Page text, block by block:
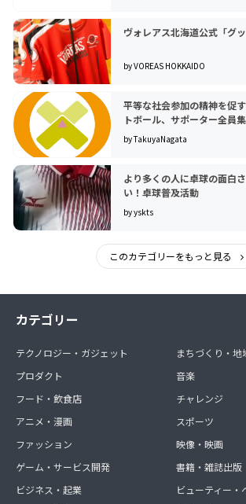
ヴォレアス北海道公式「グッ
by VOREAS HOKKAIDO
平等な社会参加の精神を促
トボール、サポーター全員集
by TakuyaNagata
より多くの人に卓球の面白
い！卓球普及活動
by yskts
このカテゴリーをもっと見る
カテゴリー
テクノロジー・ガジェット
プロダクト
フード・飲食店
アニメ・漫画
ファッション
ゲーム・サービス開発
ビジネス・起業
まちづくり・地
音楽
チャレンジ
スポーツ
映像・映画
書籍・雑誌出版
ビューティー・